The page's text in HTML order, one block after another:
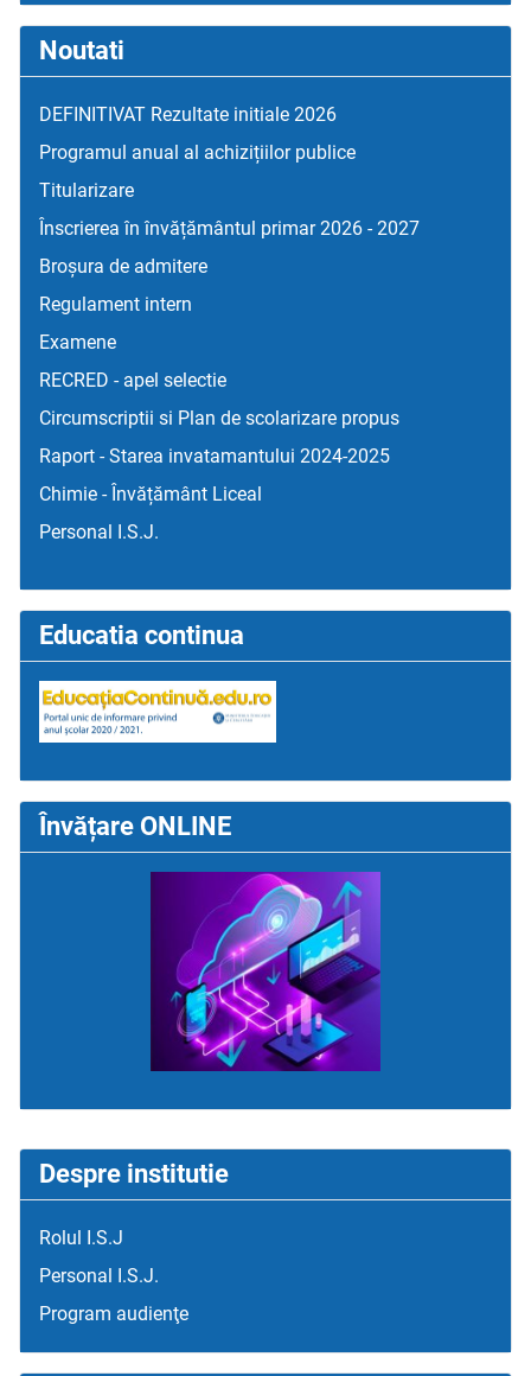
Despre institutie
Rolul I.S.J
Personal I.S.J.
Program audienţe
Noutati
DEFINITIVAT Rezultate initiale 2026
Programul anual al achizițiilor publice
Titularizare
Înscrierea în învățământul primar 2026 - 2027
Broșura de admitere
Regulament intern
Examene
RECRED - apel selectie
Circumscriptii si Plan de scolarizare propus
Raport - Starea invatamantului 2024-2025
Chimie - Învățământ Liceal
Personal I.S.J.
Educatia continua
Învățare ONLINE